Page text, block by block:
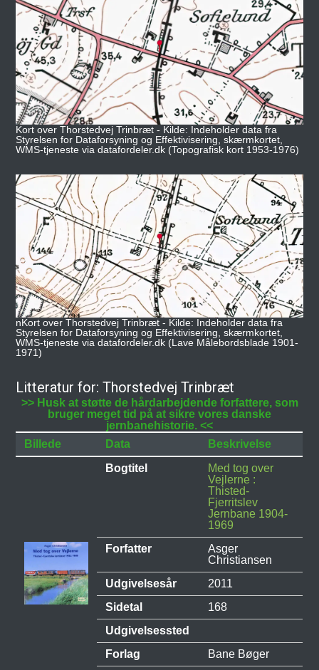
Kort over Thorstedvej Trinbræt - Kilde: Indeholder data fra
Styrelsen for Dataforsyning og Effektivisering, skærmkortet,
WMS-tjeneste via datafordeler.dk (Topografisk kort 1953-1976)
nKort over Thorstedvej Trinbræt - Kilde: Indeholder data fra
Styrelsen for Dataforsyning og Effektivisering, skærmkortet,
WMS-tjeneste via datafordeler.dk (Lave Målebordsblade 1901-
1971)
Litteratur for: Thorstedvej Trinbræt
>> Husk at støtte de hårdarbejdende forfattere, som
bruger meget tid på at sikre vores danske
jernbanehistorie. <<
Billede
Data
Beskrivelse
Bogtitel
Med tog over
Vejlerne :
Thisted-
Fjerritslev
Jernbane 1904-
1969
Forfatter
Asger
Christiansen
Udgivelsesår
2011
Sidetal
168
Udgivelsessted
Forlag
Bane Bøger